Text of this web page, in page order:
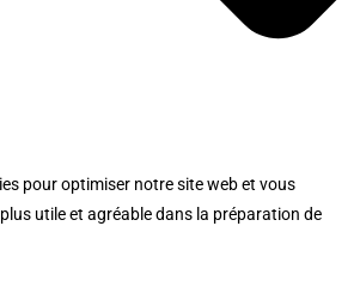
pour optimiser notre site web et vous
utile et agréable dans la préparation de